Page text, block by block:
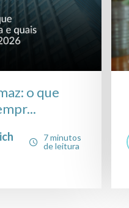
o que
7 minutos
de leitura